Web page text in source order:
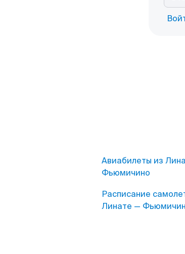
Авиабилеты из
Фьюмичино
Расписание
Линате —